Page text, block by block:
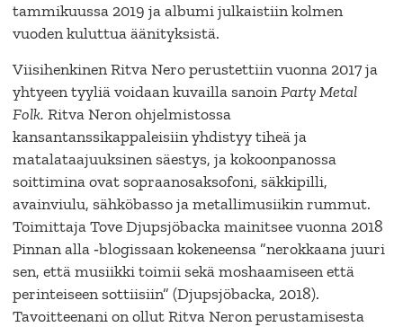
tammikuussa 2019 ja albumi julkaistiin kolmen
vuoden kuluttua äänityksistä.
Viisihenkinen Ritva Nero perustettiin vuonna 2017 ja
yhtyeen tyyliä voidaan kuvailla sanoinParty Metal
Folk.Ritva Neron ohjelmistossa
kansantanssikappaleisiin yhdistyy tiheä ja
matalataajuuksinen säestys, ja kokoonpanossa
soittimina ovat sopraanosaksofoni, säkkipilli,
avainviulu, sähköbasso ja metallimusiikin rummut.
Toimittaja Tove Djupsjöbacka mainitsee vuonna 2018
Pinnan alla ‑blogissaan kokeneensa ”nerokkaana juuri
sen, että musiikki toimii sekä moshaamiseen että
perinteiseen sottiisiin” (Djupsjöbacka, 2018).
Tavoitteenani on ollut Ritva Neron perustamisesta